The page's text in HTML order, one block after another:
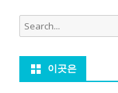
Search
for:
이곳은